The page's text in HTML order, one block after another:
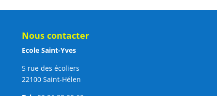
Nous contacter
Ecole Saint-Yves
5 rue des écoliers
22100 Saint-Hélen